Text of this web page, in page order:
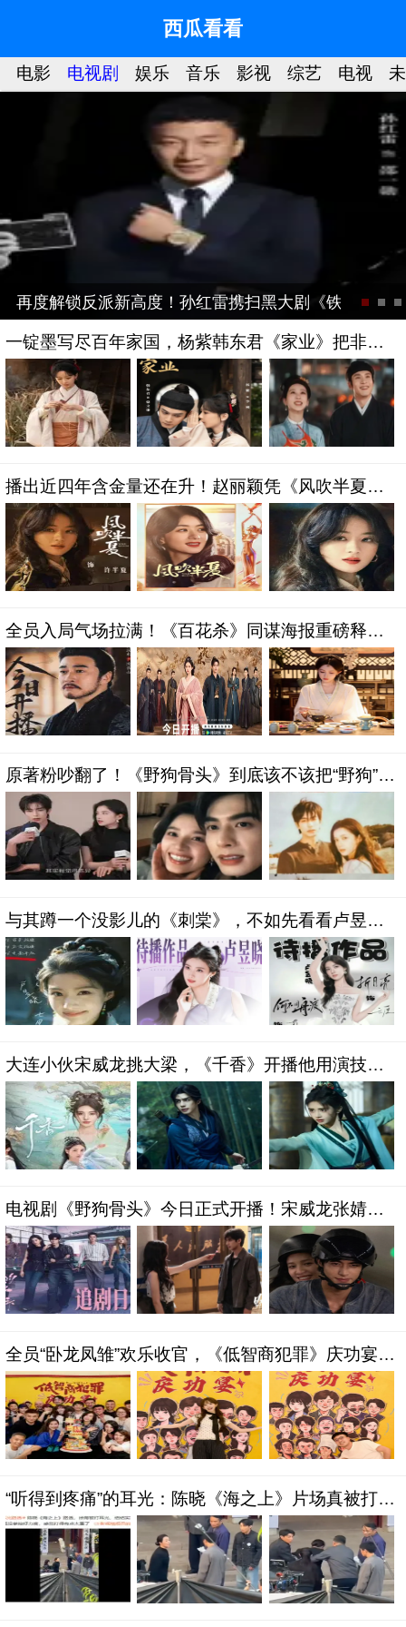
西瓜看看
电影 电视剧 娱乐 音乐 影视 综艺 电视
再度解锁反派新高度！孙红雷携扫黑大剧《铁证》回
一锭墨写尽百年家国，杨紫韩东君《家业》把非遗
文化熬成了“人间烟火”
播出近四年含金量还在升！赵丽颖凭《风吹半夏》
包揽飞天金鹰，许半夏后劲太大了
全员入局气场拉满！《百花杀》同谋海报重磅释
出，古装权谋大剧正式开播
原著粉吵翻了！《野狗骨头》到底该不该把“野狗”驯
化成“家犬”？
与其蹲一个没影儿的《刺棠》，不如先看看卢昱晓
马上要端上来的硬菜
大连小伙宋威龙挑大梁，《千香》开播他用演技证
明“家乡的海养人”
电视剧《野狗骨头》今日正式开播！宋威龙张婧仪
演绎小城治愈爱恋
全员“卧龙凤雏”欢乐收官，《低智商犯罪》庆功宴凭
什么惊艳所有人？
“听得到疼痛”的耳光：陈晓《海之上》片场真被打到
脸肿，内娱该卷起来了